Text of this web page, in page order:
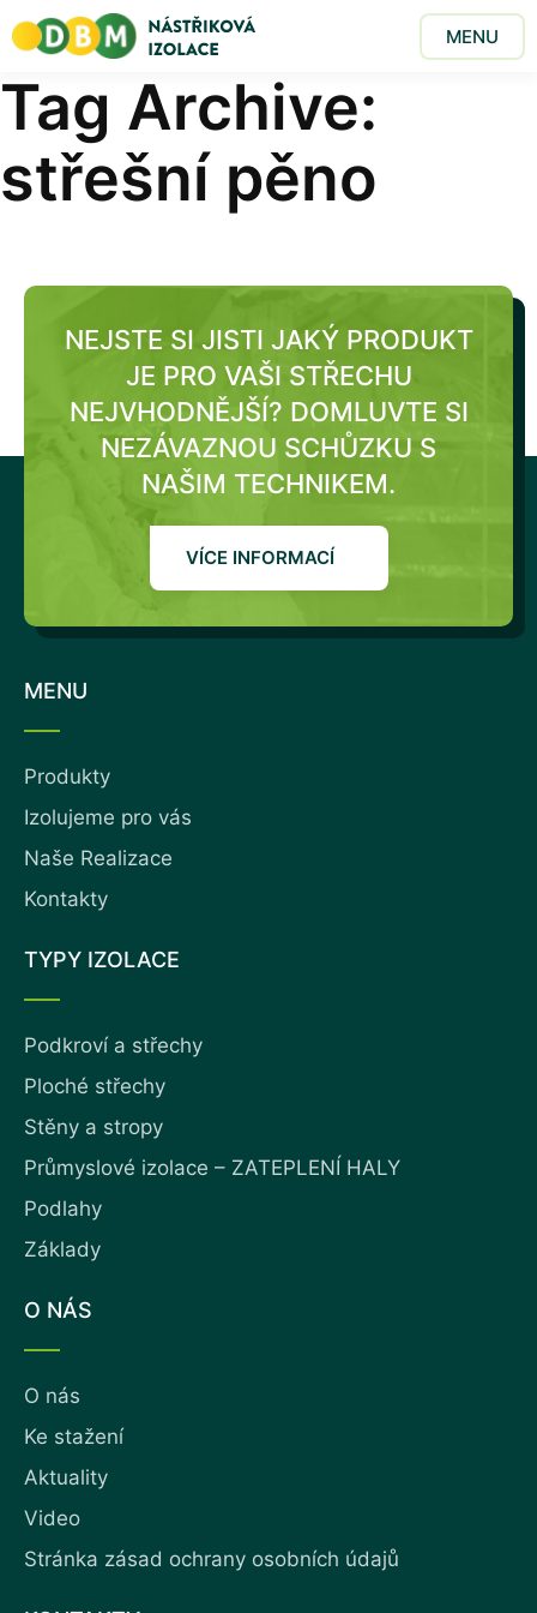
MENU
Tag Archive:
střešní pěno
NEJSTE SI JISTI JAKÝ PRODUKT
JE PRO VAŠI STŘECHU
NEJVHODNĚJŠÍ? DOMLUVTE SI
NEZÁVAZNOU SCHŮZKU S
NAŠIM TECHNIKEM.
VÍCE INFORMACÍ
MENU
Produkty
Izolujeme pro vás
Naše Realizace
Kontakty
TYPY IZOLACE
Podkroví a střechy
Ploché střechy
Stěny a stropy
Průmyslové izolace – ZATEPLENÍ HALY
Podlahy
Základy
O NÁS
O nás
Ke stažení
Aktuality
Video
Stránka zásad ochrany osobních údajů